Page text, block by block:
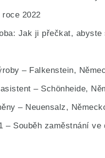
roce 2022
Jak ji přečkat, abyste
– Falkenstein,
– Schönheide,
– Neuensalz,
– Souběh zaměstnání ve